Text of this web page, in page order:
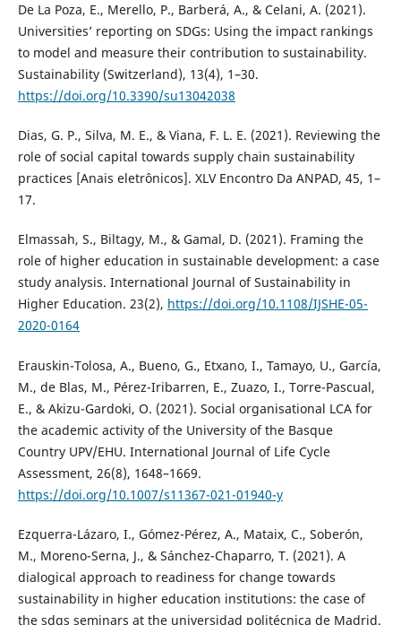
De La Poza, E., Merello, P., Barberá, A., & Celani, A. (2021).
Universities’ reporting on SDGs: Using the impact rankings
to model and measure their contribution to sustainability.
Sustainability (Switzerland), 13(4), 1–30.
https://doi.org/10.3390/su13042038
Dias, G. P., Silva, M. E., & Viana, F. L. E. (2021). Reviewing the
role of social capital towards supply chain sustainability
practices [Anais eletrônicos]. XLV Encontro Da ANPAD, 45, 1–
17.
Elmassah, S., Biltagy, M., & Gamal, D. (2021). Framing the
role of higher education in sustainable development: a case
study analysis. International Journal of Sustainability in
Higher Education. 23(2), https://doi.org/10.1108/IJSHE-05-
2020-0164
Erauskin-Tolosa, A., Bueno, G., Etxano, I., Tamayo, U., García,
M., de Blas, M., Pérez-Iribarren, E., Zuazo, I., Torre-Pascual,
E., & Akizu-Gardoki, O. (2021). Social organisational LCA for
the academic activity of the University of the Basque
Country UPV/EHU. International Journal of Life Cycle
Assessment, 26(8), 1648–1669.
https://doi.org/10.1007/s11367-021-01940-y
Ezquerra-Lázaro, I., Gómez-Pérez, A., Mataix, C., Soberón,
M., Moreno-Serna, J., & Sánchez-Chaparro, T. (2021). A
dialogical approach to readiness for change towards
sustainability in higher education institutions: the case of
the sdgs seminars at the universidad politécnica de Madrid.